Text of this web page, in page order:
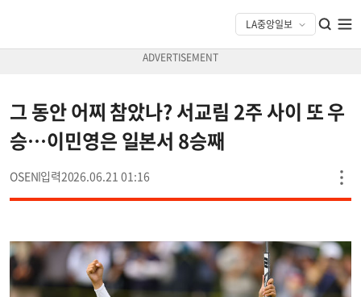
그 동안 어찌 참았나? 서교림 2주 사이 또 우
승…이민영은 일본서 8승째
OSEN 2026.06.21 01:16